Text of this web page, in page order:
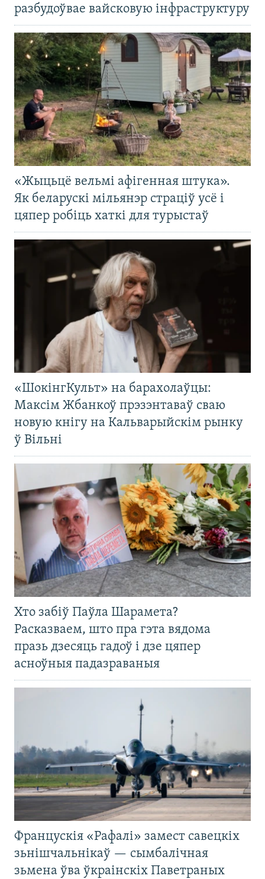
разбудоўвае вайсковую інфраструктуру
«Жыцьцё вельмі афігенная штука».
Як беларускі мільянэр страціў усё і
цяпер робіць хаткі для турыстаў
«ШокінгКульт» на барахолаўцы:
Максім Жбанкоў прэзэнтаваў сваю
новую кнігу на Кальварыйскім рынку
ў Вільні
Хто забіў Паўла Шарамета?
Расказваем, што пра гэта вядома
празь дзесяць гадоў і дзе цяпер
асноўныя падазраваныя
Францускія «Рафалі» замест савецкіх
зьнішчальнікаў — сымбалічная
зьмена ўва ўкраінскіх Паветраных